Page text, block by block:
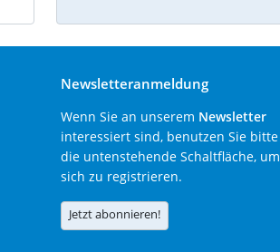
Newsletteranmeldung
Wenn Sie an unserem Newsletter
interessiert sind, benutzen Sie bitte
die untenstehende Schaltfläche, um
sich zu registrieren.
Jetzt abonnieren!